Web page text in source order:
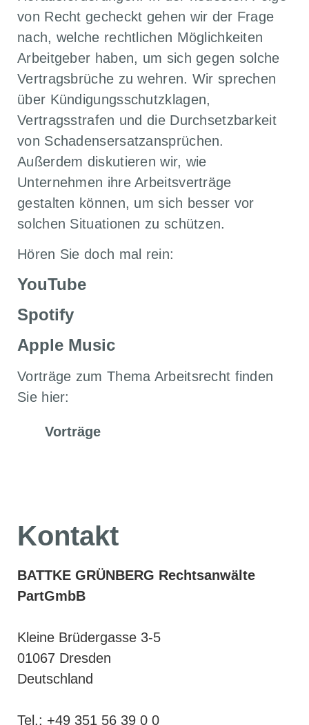
von Recht gecheckt gehen wir der Frage
nach, welche rechtlichen Möglichkeiten
Arbeitgeber haben, um sich gegen solche
Vertragsbrüche zu wehren. Wir sprechen
über Kündigungsschutzklagen,
Vertragsstrafen und die Durchsetzbarkeit
von Schadensersatzansprüchen.
Außerdem diskutieren wir, wie
Unternehmen ihre Arbeitsverträge
gestalten können, um sich besser vor
solchen Situationen zu schützen.
Hören Sie doch mal rein:
YouTube
Spotify
Apple Music
Vorträge zum Thema Arbeitsrecht finden
Sie hier:
Vorträge
Kontakt
BATTKE GRÜNBERG Rechtsanwälte
PartGmbB
Kleine Brüdergasse 3-5
01067 Dresden
Deutschland
Tel.: +49 351 56 39 0 0